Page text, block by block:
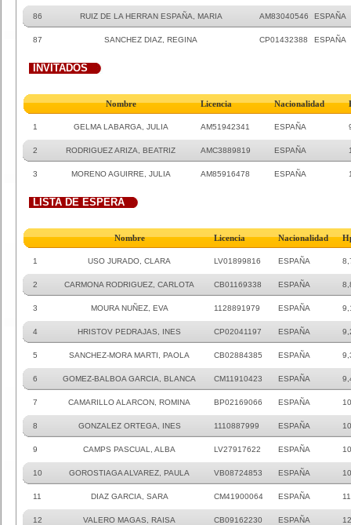
86 RUIZ DE LA HERRAN ESPAÑA, MARIA AM83040546 ESPAÑA
87 SANCHEZ DIAZ, REGINA CP01432388 ESPAÑA
INVITADOS
Nombre Licencia Nacionalidad
1 GELMA LABARGA, JULIA AM51942341 ESPAÑA
2 RODRIGUEZ ARIZA, BEATRIZ AMC3889819 ESPAÑA
3 MORENO AGUIRRE, JULIA AM85916478 ESPAÑA
LISTA DE ESPERA
Nombre Licencia Nacionalidad
1 USO JURADO, CLARA LV01899816 ESPAÑA
2 CARMONA RODRIGUEZ, CARLOTA CB01169338 ESPAÑA
3 MOURA NUÑEZ, EVA 1128891979 ESPAÑA
4 HRISTOV PEDRAJAS, INES CP02041197 ESPAÑA
5 SANCHEZ-MORA MARTI, PAOLA CB02884385 ESPAÑA
6 GOMEZ-BALBOA GARCIA, BLANCA CM11910423 ESPAÑA
7 CAMARILLO ALARCON, ROMINA BP02169066 ESPAÑA 10
8 GONZALEZ ORTEGA, INES 1110887999 ESPAÑA
9 CAMPS PASCUAL, ALBA LV27917622 ESPAÑA
10 GOROSTIAGA ALVAREZ, PAULA VB08724853 ESPAÑA
11 DIAZ GARCIA, SARA CM41900064 ESPAÑA
12 VALERO MAGAS, RAISA CB09162230 ESPAÑA 12